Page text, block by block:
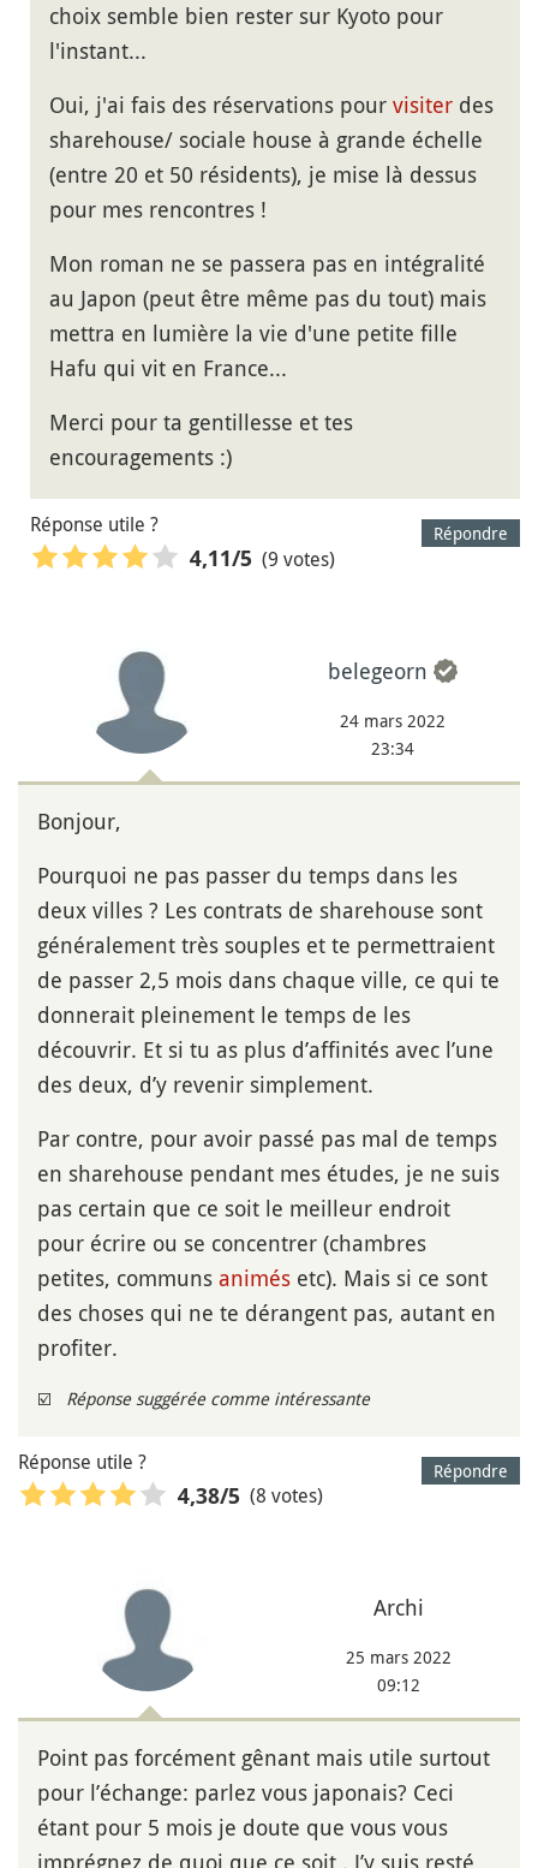
choix semble bien rester sur Kyoto pour
l'instant...
Oui, j'ai fais des réservations pour visiter des
sharehouse/ sociale house à grande échelle
(entre 20 et 50 résidents), je mise là dessus
pour mes rencontres !
Mon roman ne se passera pas en intégralité
au Japon (peut être même pas du tout) mais
mettra en lumière la vie d'une petite fille
Hafu qui vit en France...
Merci pour ta gentillesse et tes
encouragements :)
Répondre
Réponse utile ?
4,11/5 (9 votes)
belegeorn
24 mars 2022
23:34
Bonjour,
Pourquoi ne pas passer du temps dans les
deux villes ? Les contrats de sharehouse sont
généralement très souples et te permettraient
de passer 2,5 mois dans chaque ville, ce qui te
donnerait pleinement le temps de les
découvrir. Et si tu as plus d’affinités avec l’une
des deux, d’y revenir simplement.
Par contre, pour avoir passé pas mal de temps
en sharehouse pendant mes études, je ne suis
pas certain que ce soit le meilleur endroit
pour écrire ou se concentrer (chambres
petites, communs animés etc). Mais si ce sont
des choses qui ne te dérangent pas, autant en
profiter.
☑️ Réponse suggérée comme intéressante
Répondre
Réponse utile ?
4,38/5 (8 votes)
Archi
25 mars 2022
09:12
Point pas forcément gênant mais utile surtout
pour l’échange: parlez vous japonais? Ceci
étant pour 5 mois je doute que vous vous